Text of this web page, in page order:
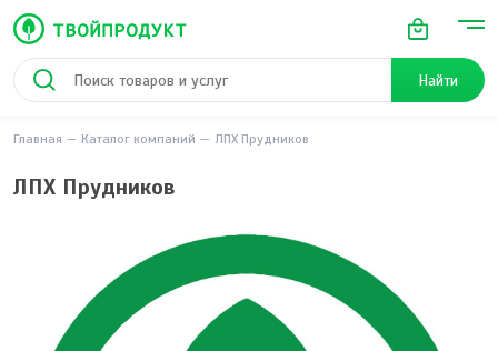
Найти
Главная Каталог компаний ЛПХ Прудников
ЛПХ Прудников